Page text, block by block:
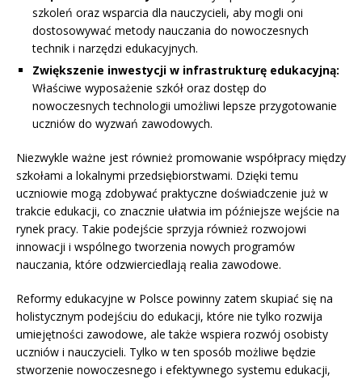
szkoleń oraz wsparcia dla nauczycieli, aby mogli oni
dostosowywać metody nauczania do nowoczesnych
technik i narzędzi edukacyjnych.
Zwiększenie inwestycji w infrastrukturę edukacyjną:
Właściwe wyposażenie szkół oraz dostęp do
nowoczesnych technologii umożliwi lepsze przygotowanie
uczniów do wyzwań zawodowych.
Niezwykle ważne jest również promowanie współpracy między
szkołami a lokalnymi przedsiębiorstwami. Dzięki temu
uczniowie mogą zdobywać praktyczne doświadczenie już w
trakcie edukacji, co znacznie ułatwia im późniejsze wejście na
rynek pracy. Takie podejście sprzyja również rozwojowi
innowacji i wspólnego tworzenia nowych programów
nauczania, które odzwierciedlają realia zawodowe.
Reformy edukacyjne w Polsce powinny zatem skupiać się na
holistycznym podejściu do edukacji, które nie tylko rozwija
umiejętności zawodowe, ale także wspiera rozwój osobisty
uczniów i nauczycieli. Tylko w ten sposób możliwe będzie
stworzenie nowoczesnego i efektywnego systemu edukacji,